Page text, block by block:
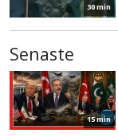
30 min
Senaste
15 min